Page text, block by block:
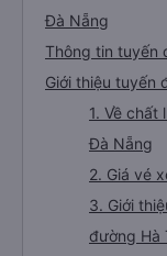
Đà Nẵng
Thông tin tuyến
Giới thiệu tuyến
1. Về chất
Đà Nẵng
2. Giá vé
3. Giới
đường Hà